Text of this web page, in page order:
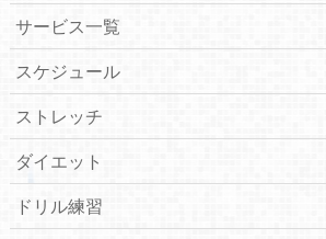
サービス一覧
スケジュール
ストレッチ
ダイエット
ドリル練習